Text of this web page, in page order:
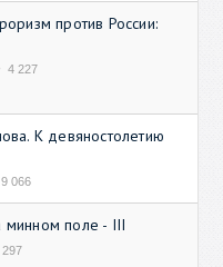
против России:
4 227
К девяностолетию
9 066
минном поле - III
297